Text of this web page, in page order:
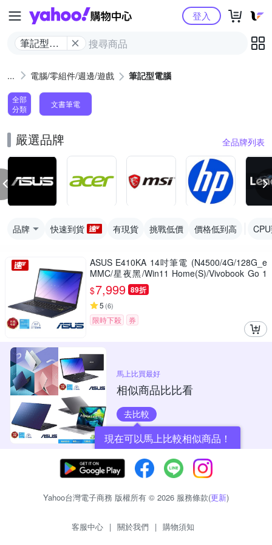
Yahoo購物中心
筆記型電
登入
電腦/零組件/週邊/遊戲 筆記型電腦
全部
分類
文書筆電
嚴選品牌 全品牌列表
品牌 快速到貨 有現貨 挑戰低價 價格低到高
ASUS E410KA 14吋筆電 (N4500/4G/128G_e
MMC/星夜黑/Win11 Home(S)/Vivobook Go 1
4)
$7,999 89折
5 (6)
限時下殺 券
馬上比買最好
相似商品比比看
去比較
現在可以馬上比較相似商品！
Yahoo台灣電子商務 版權所有 © 2026 服務條款(更新)
客服中心 | 關於我們 | 購物須知